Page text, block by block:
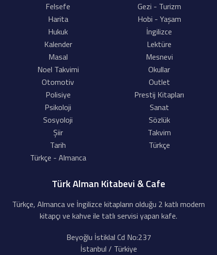
Felsefe
Gezi - Turizm
Harita
Hobi - Yaşam
Hukuk
İngilizce
Kalender
Lektüre
Masal
Mesnevi
Noel Takvimi
Okullar
Otomotiv
Outlet
Polisiye
Prestij Kitapları
Psikoloji
Sanat
Sosyoloji
Sözlük
Şiir
Takvim
Tarih
Türkçe
Türkçe - Almanca
Türk Alman Kitabevi & Cafe
Türkçe, Almanca ve İngilizce kitapların olduğu 2 katlı modern
kitapçı ve kahve ile tatlı servisi yapan kafe.
Beyoğlu İstiklal Cd No:237
İstanbul / Türkiye